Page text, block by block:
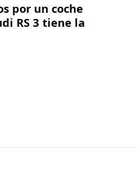
por un coche
RS 3 tiene la